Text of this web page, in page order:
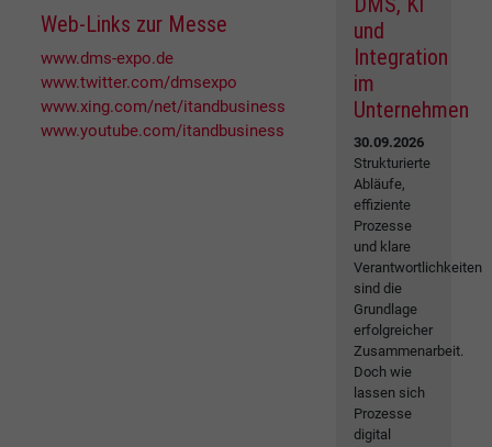
Web-Links zur Messe
www.dms-expo.de
www.twitter.com/dmsexpo
www.xing.com/net/itandbusiness
www.youtube.com/itandbusiness
und
Integration
im
Unternehmen
30.09.2026
Strukturierte
Abläufe,
effiziente
Prozesse
und klare
Verantwortlichkeiten
sind die
Grundlage
erfolgreicher
Zusammenarbeit.
Doch wie
lassen sich
Prozesse
digital